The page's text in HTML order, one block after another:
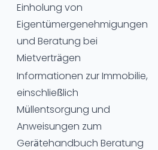
Einholung von
Eigentümergenehmigungen
und Beratung bei
Mietverträgen
Informationen zur Immobilie,
einschließlich
Müllentsorgung und
Anweisungen zum
Gerätehandbuch Beratung